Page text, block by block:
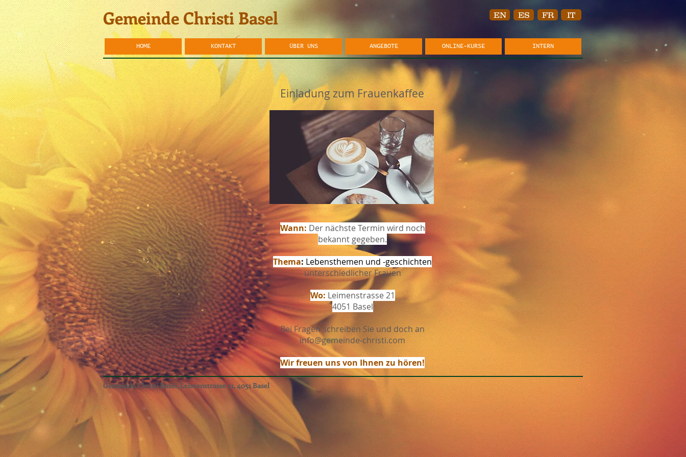
GemeindeChristi Basel EN ES FR IT
HOME KONTAKT ÜBER UNS ANGEBOTE ONLINE-KURSE INTERN
Einladung zum Frauenkaffee
Wann: Der nächste Termin wird noch
bekannt gegeben.
Thema: Lebensthemen und -geschichten
unterschiedlicher Frauen
Wo: Leimenstrasse 21
4051 Basel
Bei Fragen schreiben Sie und doch an
info@gemeinde-christi.com
Wir freuen uns von Ihnen zu hören!
Gemeinde Christi Basel, Leimenstrasse 21, 4051 Basel